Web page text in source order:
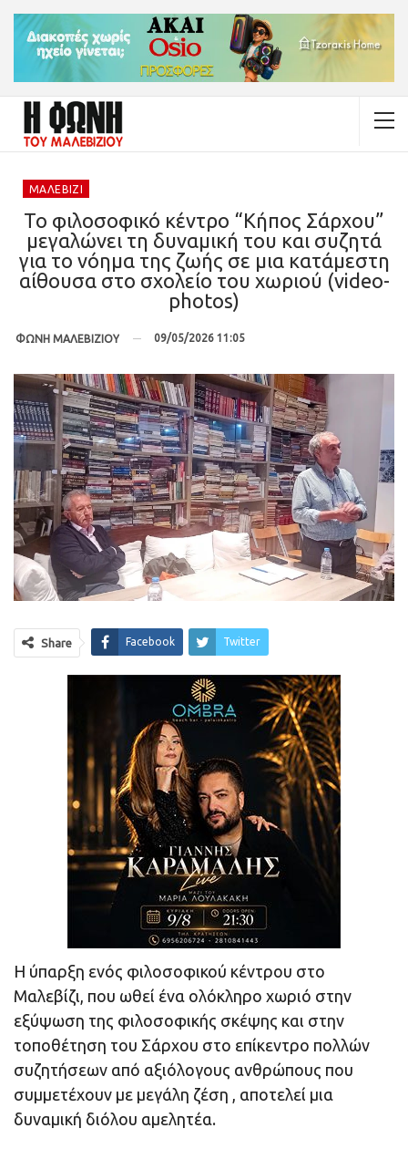
ΜΑΛΕΒΊΖΙ
To φιλοσοφικό κέντρο “Κήπος Σάρχου”
μεγαλώνει τη δυναμική του και συζητά
για το νόημα της ζωής σε μια κατάμεστη
αίθουσα στο σχολείο του χωριού (video-
photos)
ΦΩΝΗ ΜΑΛΕΒΙΖΙΟΥ 09/05/2026 11:05
Share Facebook Twitter
Η ύπαρξη ενός φιλοσοφικού κέντρου στο
Μαλεβίζι, που ωθεί ένα ολόκληρο χωριό στην
εξύψωση της φιλοσοφικής σκέψης και στην
τοποθέτηση του Σάρχου στο επίκεντρο πολλών
συζητήσεων από αξιόλογους ανθρώπους που
συμμετέχουν με μεγάλη ζέση , αποτελεί μια
δυναμική διόλου αμελητέα.